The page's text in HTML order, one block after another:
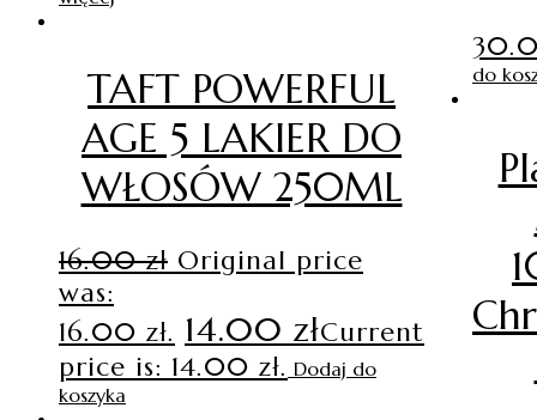
TAFT POWERFUL
AGE 5 LAKIER DO
WŁOSÓW 250ML
16.00zł Original price
was:
16.00 zł. 14.00 złCurrent
price is: 14.00 zł. Dodaj do
koszyka
do